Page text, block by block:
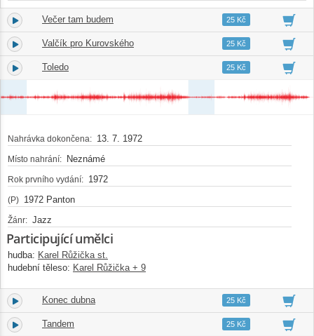
1. Večer tam budem 03:5125 Kč
2. Valčík pro Kurovského 04:4125 Kč
3. Toledo 05:5525 Kč
Nahrávka dokončena: 13. 7. 1972
Místo nahrání: Neznámé
Rok prvního vydání: 1972
(P) 1972 Panton
Žánr: Jazz
Participující umělci
hudba: Karel Růžička st.
hudební těleso: Karel Růžička + 9
4. Konec dubna 04:4625 Kč
5. Tandem 04:4225 Kč